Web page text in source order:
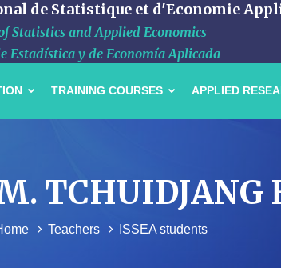
de Statistique et d'Economie
Statistics and Applied Economics
Estadística y de Economía Aplicada
TRAINING COURSES APPLIED
Teachers ISSEA students